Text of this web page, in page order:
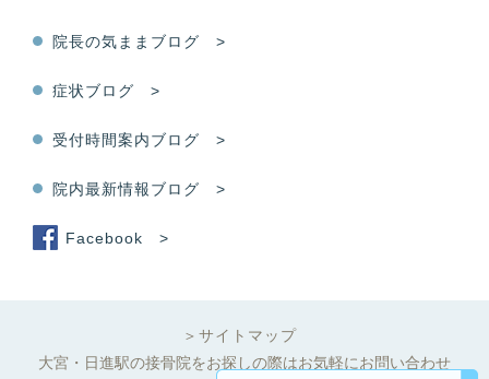
院長の気ままブログ >
症状ブログ >
受付時間案内ブログ >
院内最新情報ブログ >
Facebook >
＞サイトマップ
大宮・日進駅の接骨院をお探しの際はお気軽にお問い合わせ